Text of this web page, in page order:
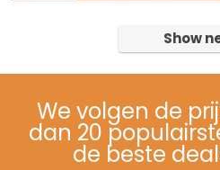
Show
We volgen de
dan 20
de beste